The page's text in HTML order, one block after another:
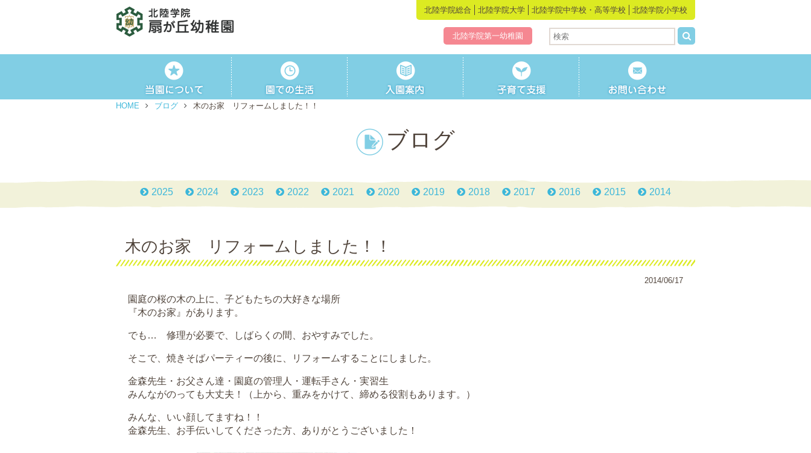
北陸学院総合 北陸学院大学 北陸学院中学校・高等学校 北陸学院小学校
北陸学院第一幼稚園
HOME ブログ 木のお家 リフォームしました！！
ブログ
2025 2024 2023 2022 2021 2020 2019 2018 2017 2016 2015 2014
木のお家 リフォームしました！！
2014/06/17
園庭の桜の木の上に、子どもたちの大好きな場所
『木のお家』 があります。
でも… 修理が必要で、しばらくの間、おやすみでした。
そこで、焼きそばパーティーの後に、リフォームすることにしました。
金森先生・お父さん達・園庭の管理人・運転手さん・実習生
みんながのっても大丈夫！（上から、重みをかけて、締める役割もあります。）
みんな、いい顔してますね！！
金森先生、お手伝いしてくださった方、ありがとうございました！